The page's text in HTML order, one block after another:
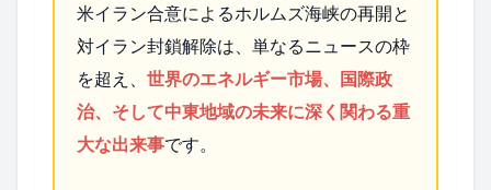
米イラン合意によるホルムズ海峡の再開と
対イラン封鎖解除は、単なるニュースの枠
を超え、 世界のエネルギー市場、国際政
治、そして中東地域の未来に深く関わる重
大な出来事です。